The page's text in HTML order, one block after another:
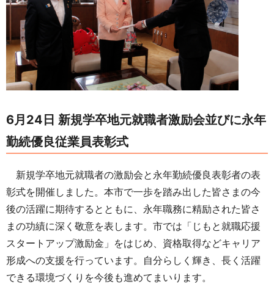
6月24日 新規学卒地元就職者激励会並びに永年
勤続優良従業員表彰式
新規学卒地元就職者の激励会と永年勤続優良表彰者の表
彰式を開催しました。本市で一歩を踏み出した皆さまの今
後の活躍に期待するとともに、永年職務に精励された皆さ
まの功績に深く敬意を表します。市では「じもと就職応援
スタートアップ激励金」をはじめ、資格取得などキャリア
形成への支援を行っています。自分らしく輝き、長く活躍
できる環境づくりを今後も進めてまいります。